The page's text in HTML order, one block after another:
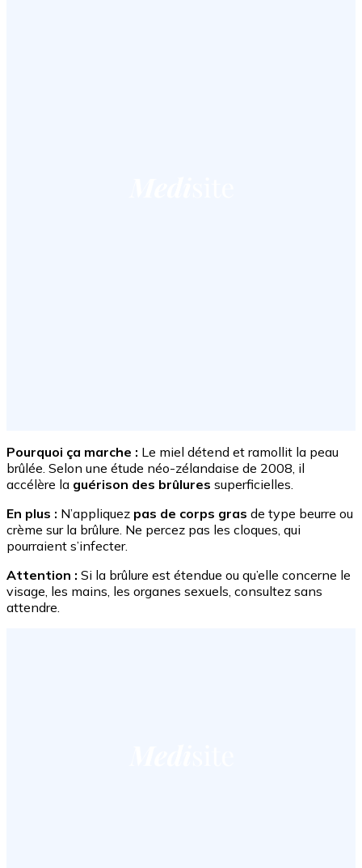
Pourquoi ça marche : Le miel détend et ramollit la peau
brûlée. Selon une étude néo-zélandaise de 2008, il
accélère la guérison des brûlures superficielles.
En plus : N’appliquez pas de corps gras de type beurre ou
crème sur la brûlure. Ne percez pas les cloques, qui
pourraient s’infecter.
Attention : Si la brûlure est étendue ou qu’elle concerne le
visage, les mains, les organes sexuels, consultez sans
attendre.